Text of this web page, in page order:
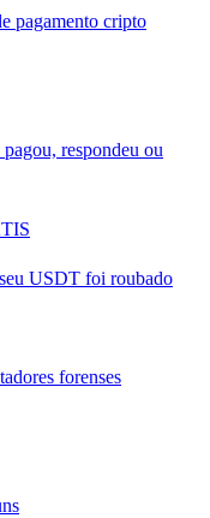
pagamento cripto
respondeu ou
USDT foi roubado
forenses